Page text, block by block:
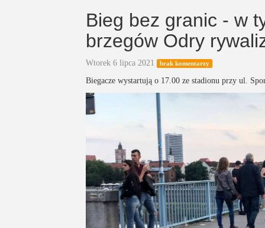
Bieg bez granic - w
brzegów Odry
Wtorek 6 lipca 2021 brak komentarzy
Biegacze wystartują o 17.00 ze stadionu przy ul.